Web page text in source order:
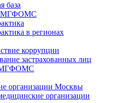
база
МГФОМС
в регионах
коррупции
застрахованных лиц
МГФОМС
организации Москвы
организации